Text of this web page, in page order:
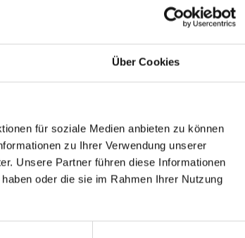
Über Cookies
für soziale Medien anbieten zu können
zu Ihrer Verwendung unserer
Unsere Partner führen diese Informationen
oder die sie im Rahmen Ihrer Nutzung
& Risiken